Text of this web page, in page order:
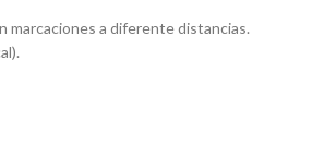
marcaciones a diferente distancias.